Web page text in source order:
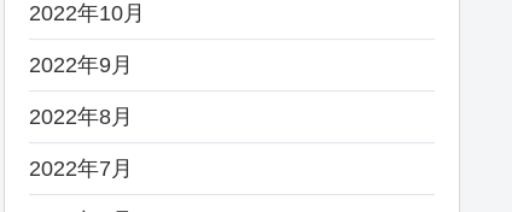
2022年10月
2022年9月
2022年8月
2022年7月